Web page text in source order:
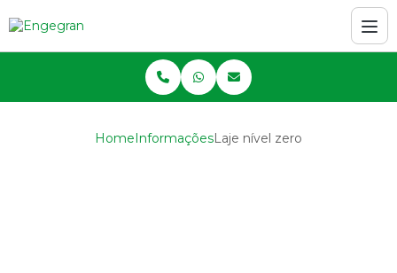
HomeInformaçõesLaje nível zero